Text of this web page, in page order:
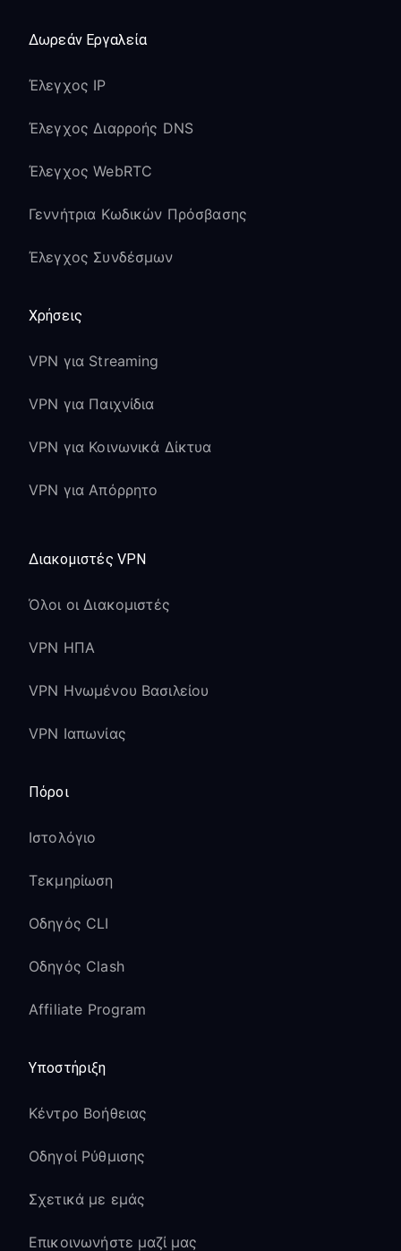
Δωρεάν Εργαλεία
Έλεγχος IP
Έλεγχος Διαρροής DNS
Έλεγχος WebRTC
Γεννήτρια Κωδικών Πρόσβασης
Έλεγχος Συνδέσμων
Χρήσεις
VPN για Streaming
VPN για Παιχνίδια
VPN για Κοινωνικά Δίκτυα
VPN για Απόρρητο
Διακομιστές VPN
Όλοι οι Διακομιστές
VPN ΗΠΑ
VPN Ηνωμένου Βασιλείου
VPN Ιαπωνίας
Πόροι
Ιστολόγιο
Τεκμηρίωση
Οδηγός CLI
Οδηγός Clash
Affiliate Program
Υποστήριξη
Κέντρο Βοήθειας
Οδηγοί Ρύθμισης
Σχετικά με εμάς
Επικοινωνήστε μαζί μας